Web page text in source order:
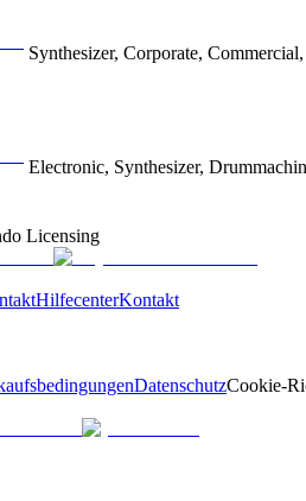
Synthesizer, Corporate,
Electronic, Synthesizer,
Licensing
HilfecenterKontakt
DatenschutzCookie-